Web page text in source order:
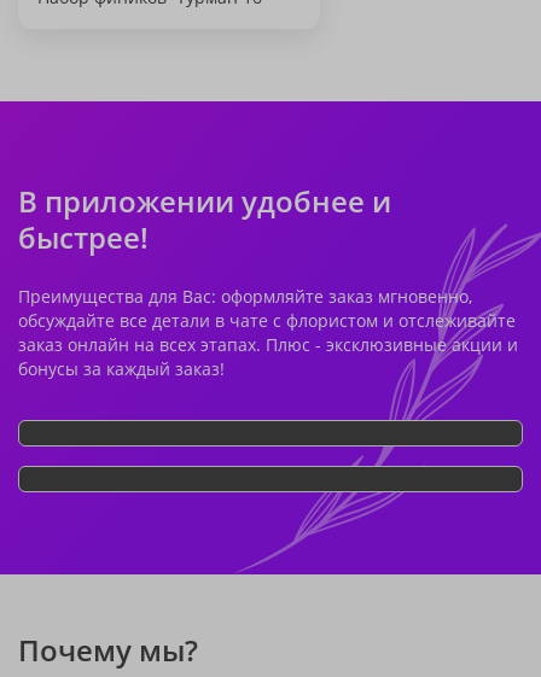
В приложении удобнее и
быстрее!
Преимущества для Вас: оформляйте заказ мгновенно,
обсуждайте все детали в чате с флористом и отслеживайте
заказ онлайн на всех этапах. Плюс - эксклюзивные акции и
бонусы за каждый заказ!
Почему мы?